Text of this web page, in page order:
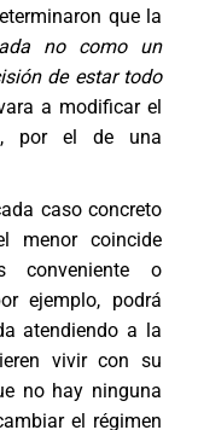
que la
no como un
de estar todo
a modificar el
por el de una
caso concreto
menor coincide
conveniente o
ejemplo, podrá
atendiendo a la
vivir con su
no hay ninguna
el régimen